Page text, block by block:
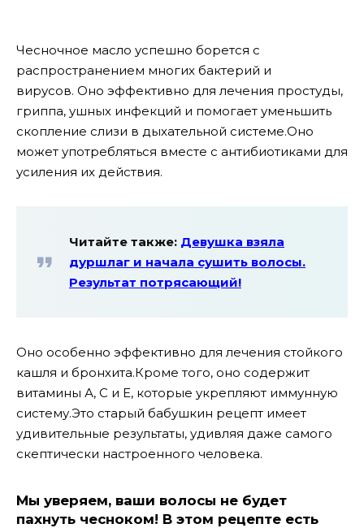
Чесночное масло успешно борется с
распространением многих бактерий и
вирусов. Оно эффективно для лечения простуды,
гриппа, ушных инфекций и помогает уменьшить
скопление слизи в дыхательной системе.Оно
может употребляться вместе с антибиотиками для
усиления их действия.
Читайте также: Девушка взяла
дуршлаг и начала сушить волосы.
Результат потрясающий!
Оно особенно эффективно для лечения стойкого
кашля и бронхита.Кроме того, оно содержит
витамины А, С и Е, которые укрепляют иммунную
систему.Это старый бабушкин рецепт имеет
удивительные результаты, удивляя даже самого
скептически настроенного человека.
Мы уверяем, ваши волосы не будет
пахнуть чесноком! В этом рецепте есть